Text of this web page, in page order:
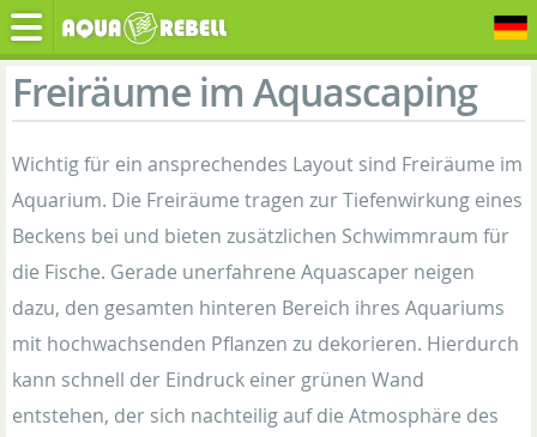
Freiräume im Aquascaping
Wichtig für ein ansprechendes Layout sind Freiräume im
Aquarium. Die Freiräume tragen zur Tiefenwirkung eines
Beckens bei und bieten zusätzlichen Schwimmraum für
die Fische. Gerade unerfahrene Aquascaper neigen
dazu, den gesamten hinteren Bereich ihres Aquariums
mit hochwachsenden Pflanzen zu dekorieren. Hierdurch
kann schnell der Eindruck einer grünen Wand
entstehen, der sich nachteilig auf die Atmosphäre des